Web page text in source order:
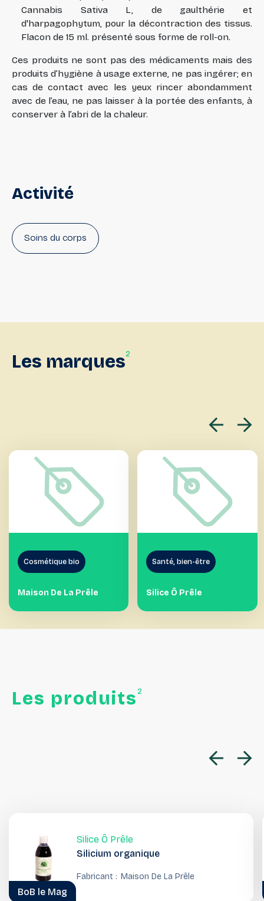
Cannabis Sativa L, de gaulthérie et
d'harpagophytum, pour la décontraction des tissus.
Flacon de 15 ml. présenté sous forme de roll-on.
Ces produits ne sont pas des médicaments mais des
produits d’hygiène à usage externe, ne pas ingérer; en
cas de contact avec les yeux rincer abondamment
avec de l’eau, ne pas laisser à la portée des enfants, à
conserver à l’abri de la chaleur.
Activité
Soins du corps
Les marques2
Cosmétique bio
Maison De La Prêle
Santé, bien-être
Silice Ô Prêle
Les produits 2
Silice Ô Prêle
Silicium organique
Fabricant : Maison De La Prêle
BoB le Mag